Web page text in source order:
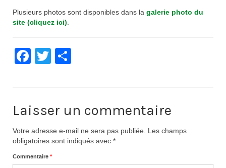
Préparation Physique
Documentation
Strava
Route, Piste, Cyclo-cross
Plusieurs photos sont disponibles dans la galerie photo du
site (cliquez ici).
Facebook
Twitter
Laisser un commentaire
Votre adresse e-mail ne sera pas publiée. Les champs
obligatoires sont indiqués avec *
Commentaire *